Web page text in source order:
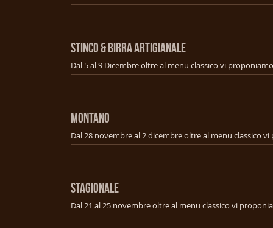
STINCO & BIRRA ARTIGIANALE
MONTANO
STAGIONALE